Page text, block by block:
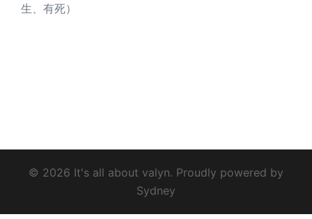
生、有死）
© 2026 It's all about valyn. Proudly powered by
Sydney